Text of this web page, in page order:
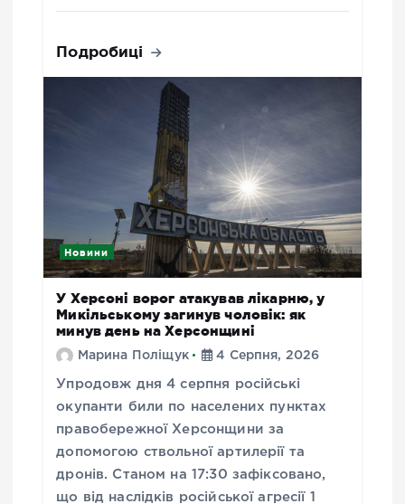
Подробиці
Новини
У Херсоні ворог атакував лікарню, у
Микільському загинув чоловік: як
минув день на Херсонщині
Марина Поліщук 4 Серпня, 2026
Упродовж дня 4 серпня російські
окупанти били по населених пунктах
правобережної Херсонщини за
допомогою ствольної артилерії та
дронів. Станом на 17:30 зафіксовано,
що від наслідків російської агресії 1